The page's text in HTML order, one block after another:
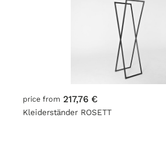
price from 217,76 €
Kleiderständer ROSETT